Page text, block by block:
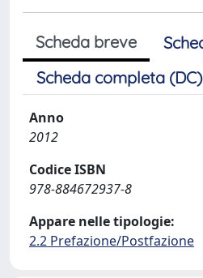
Scheda breve
Scheda completa (DC)
Anno
2012
Codice ISBN
978-884672937-8
Appare nelle tipologie:
2.2 Prefazione/Postfazione